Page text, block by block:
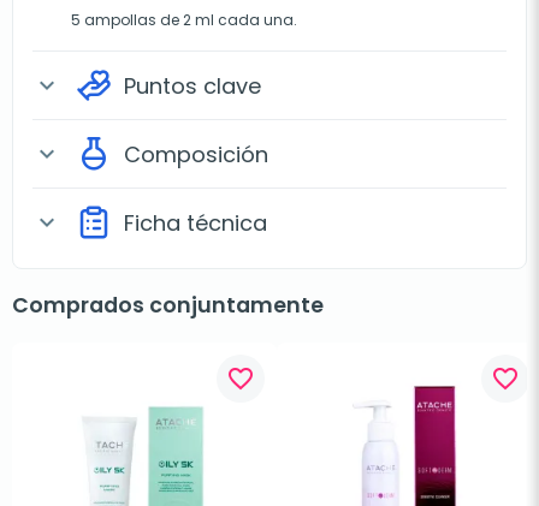
5 ampollas de 2 ml cada una.
expand_more Puntos clave
expand_more Composición
expand_more Ficha técnica
Comprados conjuntamente
favorite_border favorite_border